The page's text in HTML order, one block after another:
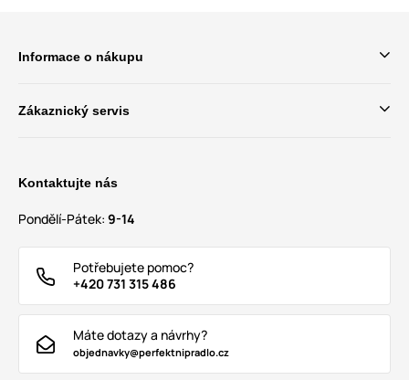
Informace o nákupu
Zákaznický servis
Kontaktujte nás
Pondělí-Pátek: 9-14
Potřebujete pomoc?
+420 731 315 486
Máte dotazy a návrhy?
objednavky@perfektnipradlo.cz